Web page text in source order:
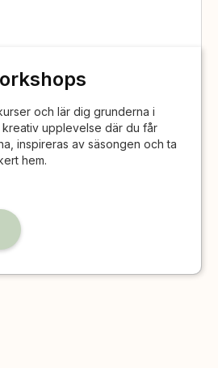
och lär dig grunderna i
kreativ upplevelse där du får
inspireras av säsongen och ta
hem.